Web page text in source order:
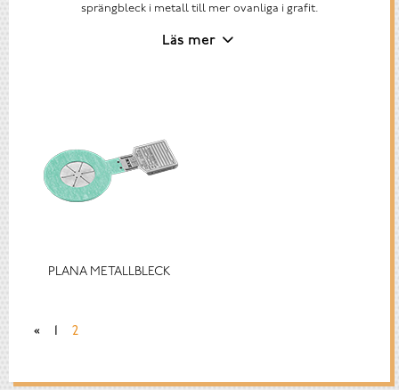
sprängbleck i metall till mer ovanliga i grafit.
Läs mer
PLANA METALLBLECK
« 2